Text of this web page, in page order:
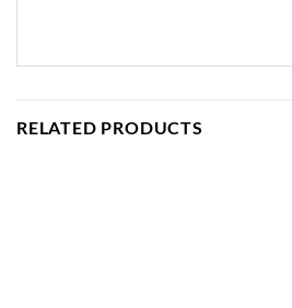
RELATED PRODUCTS